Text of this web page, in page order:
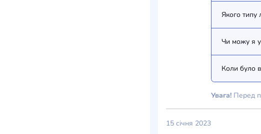
Якого типу
Чи можу я у
Коли було
Увага! Перед
15 січня 2023